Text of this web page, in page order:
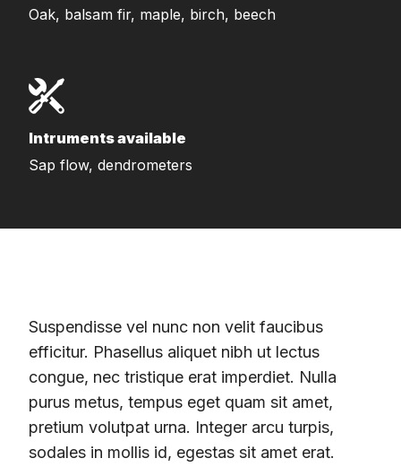
Oak, balsam fir, maple, birch, beech
Intruments available
Sap flow, dendrometers
Suspendisse vel nunc non velit faucibus
efficitur. Phasellus aliquet nibh ut lectus
congue, nec tristique erat imperdiet. Nulla
purus metus, tempus eget quam sit amet,
pretium volutpat urna. Integer arcu turpis,
sodales in mollis id, egestas sit amet erat.